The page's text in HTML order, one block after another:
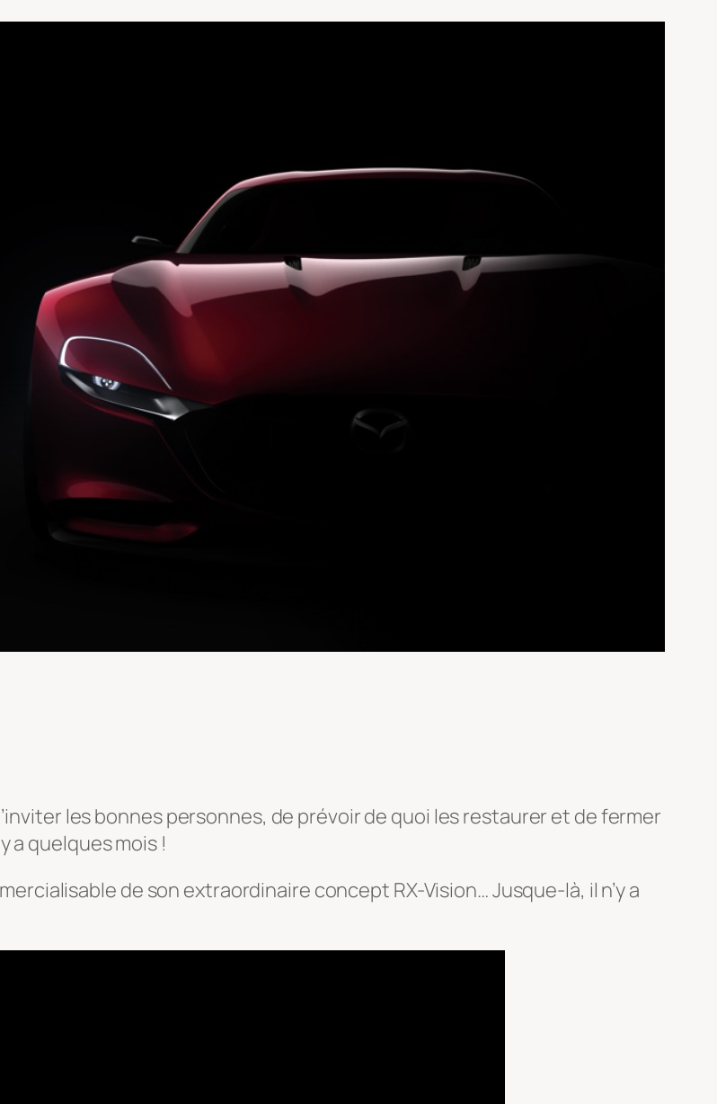
les bonnes personnes, de prévoir de quoi les restaurer et de fermer
a quelques mois !
de son extraordinaire concept RX-Vision… Jusque-là, il n’y a